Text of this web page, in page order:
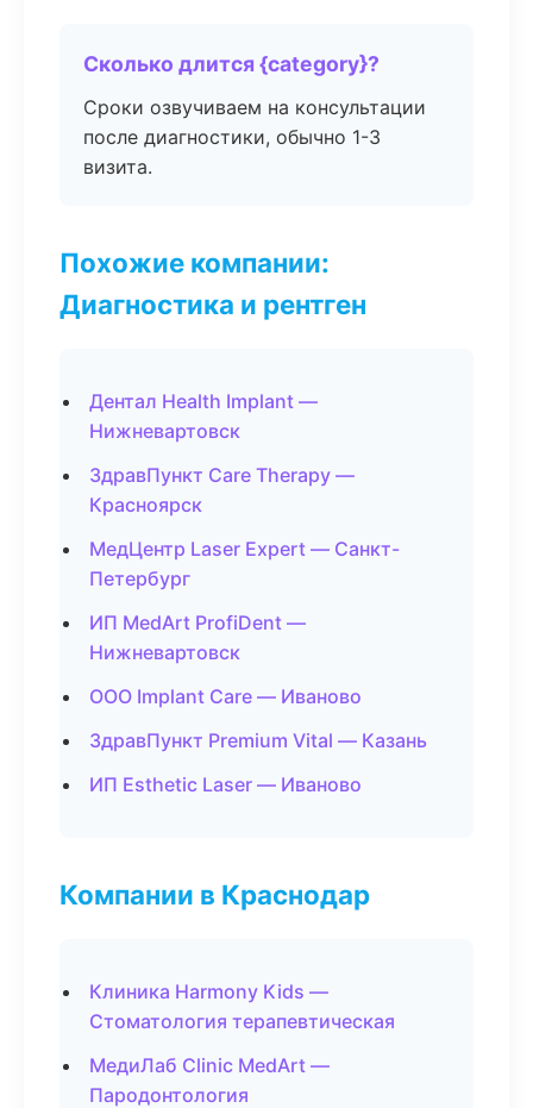
Сколько длится {category}?
Сроки озвучиваем на консультации
после диагностики, обычно 1-3
визита.
Похожие компании:
Диагностика и рентген
Дентал Health Implant —
Нижневартовск
ЗдравПункт Care Therapy —
Красноярск
МедЦентр Laser Expert — Санкт-
Петербург
ИП MedArt ProfiDent —
Нижневартовск
ООО Implant Care — Иваново
ЗдравПункт Premium Vital — Казань
ИП Esthetic Laser — Иваново
Компании в Краснодар
Клиника Harmony Kids —
Стоматология терапевтическая
МедиЛаб Clinic MedArt —
Пародонтология